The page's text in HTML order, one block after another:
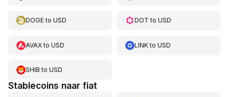
DOGEto USD DOT toUSD
AVAXto USD LINKtoUSD
SHIB to USD
Stablecoins naar fiat